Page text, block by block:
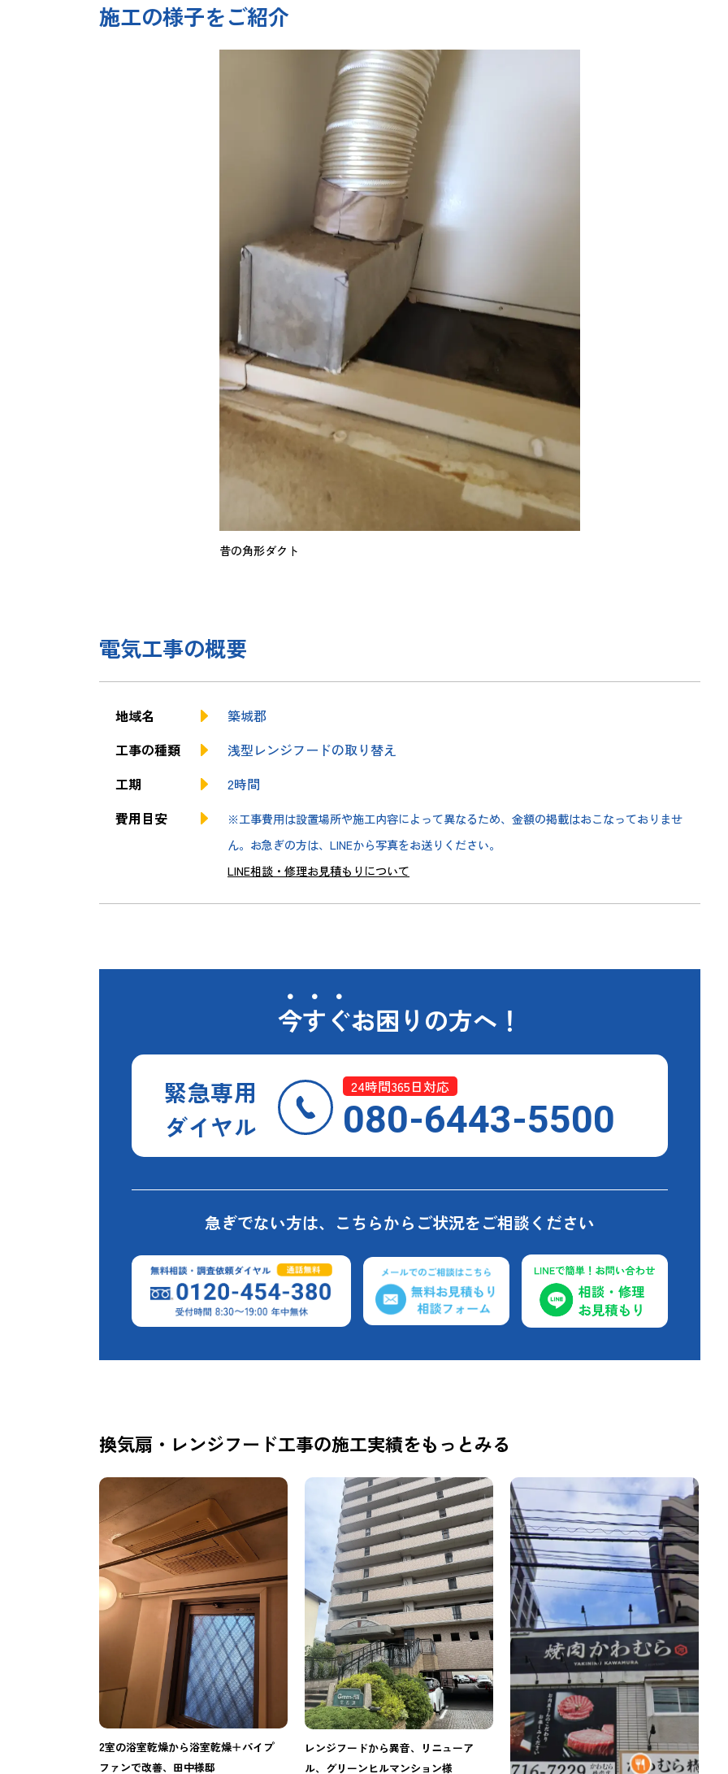
施工の様子をご紹介
昔の角形ダクト
電気工事の概要
地域名
築城郡
工事の種類
浅型レンジフードの取り替え
工期
2時間
費用目安
※工事費用は設置場所や施工内容によって異なるため、金額の掲載はおこなっておりませ
ん。お急ぎの方は、LINEから写真をお送りください。
LINE相談・修理お見積もりについて
今すぐお困りの方へ！
緊急専用
ダイヤル
24時間365日対応
080-6443-5500
急ぎでない方は、 こちらからご状況をご相談ください
換気扇・レンジフード工事の施工実績をもっとみる
2室の浴室乾燥から浴室乾燥＋パイプ
ファンで改善、田中様邸
レンジフードから異音、リニューア
ル、グリーンヒルマンション様